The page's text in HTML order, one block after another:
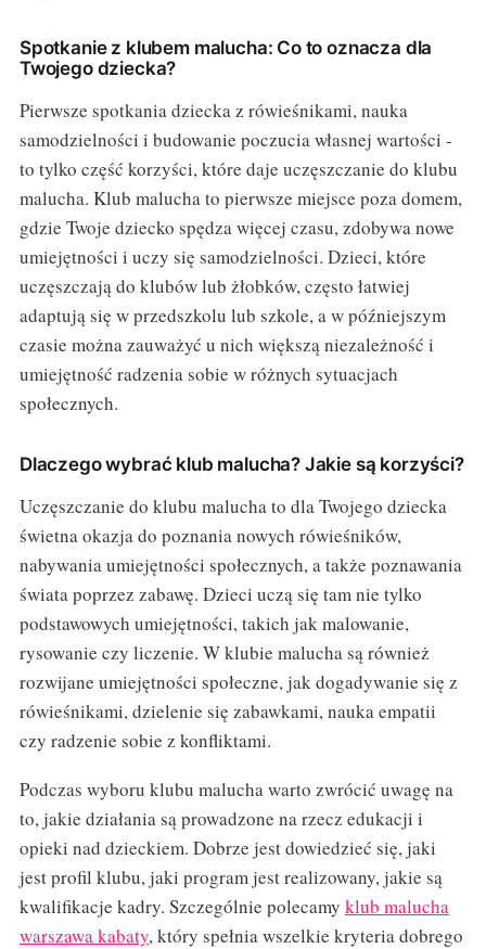
Spotkanie z klubem malucha: Co to oznacza dla
Twojego dziecka?
Pierwsze spotkania dziecka z rówieśnikami, nauka
samodzielności i budowanie poczucia własnej wartości -
to tylko część korzyści, które daje uczęszczanie do klubu
malucha. Klub malucha to pierwsze miejsce poza domem,
gdzie Twoje dziecko spędza więcej czasu, zdobywa nowe
umiejętności i uczy się samodzielności. Dzieci, które
uczęszczają do klubów lub żłobków, często łatwiej
adaptują się w przedszkolu lub szkole, a w późniejszym
czasie można zauważyć u nich większą niezależność i
umiejętność radzenia sobie w różnych sytuacjach
społecznych.
Dlaczego wybrać klub malucha? Jakie są korzyści?
Uczęszczanie do klubu malucha to dla Twojego dziecka
świetna okazja do poznania nowych rówieśników,
nabywania umiejętności społecznych, a także poznawania
świata poprzez zabawę. Dzieci uczą się tam nie tylko
podstawowych umiejętności, takich jak malowanie,
rysowanie czy liczenie. W klubie malucha są również
rozwijane umiejętności społeczne, jak dogadywanie się z
rówieśnikami, dzielenie się zabawkami, nauka empatii
czy radzenie sobie z konfliktami.
Podczas wyboru klubu malucha warto zwrócić uwagę na
to, jakie działania są prowadzone na rzecz edukacji i
opieki nad dzieckiem. Dobrze jest dowiedzieć się, jaki
jest profil klubu, jaki program jest realizowany, jakie są
kwalifikacje kadry. Szczególnie polecamy klub malucha
warszawa kabaty, który spełnia wszelkie kryteria dobrego